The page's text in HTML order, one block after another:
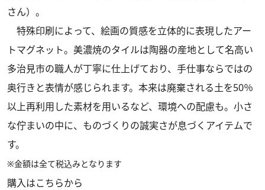
さん）。
特殊印刷によって、絵画の質感を立体的に表現したアー
トマグネット。美濃焼のタイルは陶器の産地として名高い
多治見市の職人が丁寧に仕上げており、手仕事ならではの
奥行きと表情が感じられます。本来は廃棄される土を50％
以上再利用した素材を用いるなど、環境への配慮も。小さ
な佇まいの中に、ものづくりの誠実さが息づくアイテムで
す。
※金額は全て税込みとなります
購入はこちらから